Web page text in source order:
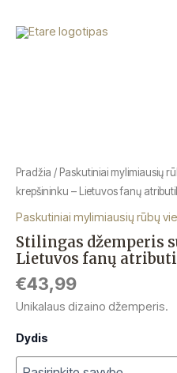
prie
Pradžia / Paskutiniai mylimiausių
krepšininku – Lietuvos fanų
Paskutiniai mylimiausių rūbų
Stilingas džemperis
Lietuvos fanų
€43,99
Unikalaus dizaino džemperis.
Dydis
–
Lietuvos
fanų
atributika